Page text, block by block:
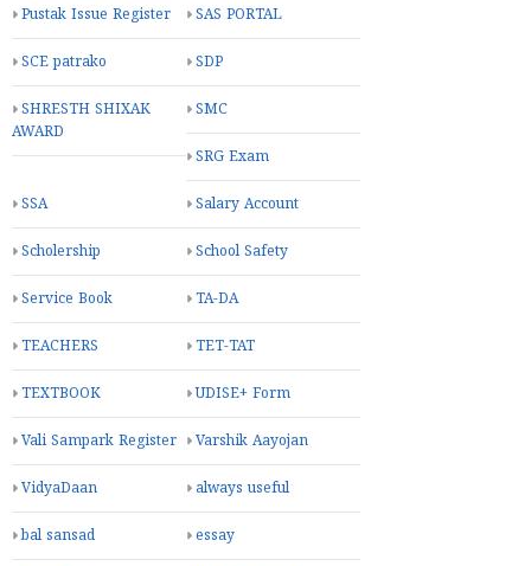
Pustak Issue Register SAS PORTAL
SCE patrako SDP
SHRESTH SHIXAK
AWARD
SMC
SRG Exam
SSA Salary Account
Scholership School Safety
Service Book TA-DA
TEACHERS TET-TAT
TEXTBOOK UDISE+ Form
Vali Sampark Register Varshik Aayojan
VidyaDaan always useful
bal sansad essay